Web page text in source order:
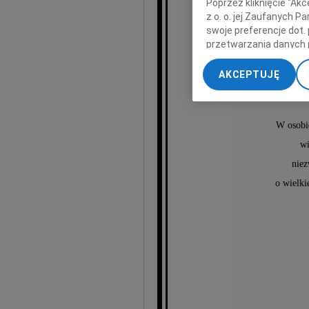
W
o
Poprzez kliknięcie
z o. o. jej Zaufanych
swoje preferencje dot.
przetwarzania danych
„Ustawienia
My, nasi Zaufani
dokładnych danych
Przechowywanie
treści, badnie
AKCEPTUJĘ